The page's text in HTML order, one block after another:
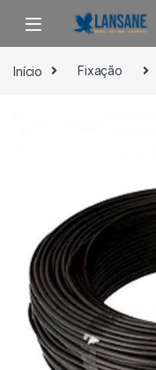
Saltar para navegação
Pular para o conteúdo
Início Fixação